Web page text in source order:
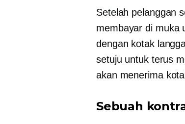
Setelah pelanggan
membayar di muka
dengan kotak
setuju untuk terus
akan menerima
Sebuah